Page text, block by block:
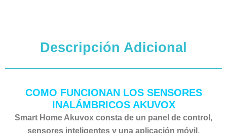
Descripción Adicional
COMO FUNCIONAN LOS SENSORES
INALÁMBRICOS AKUVOX
Smart Home Akuvox consta de un panel de control,
sensores inteligentes y una aplicación móvil.